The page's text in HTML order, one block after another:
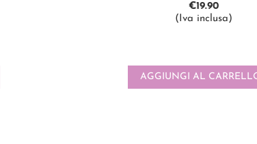
€19.90
(Iva inclusa)
AGGIUNGI AL